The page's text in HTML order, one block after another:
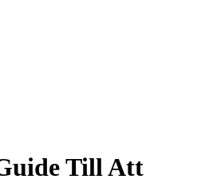
Till Att